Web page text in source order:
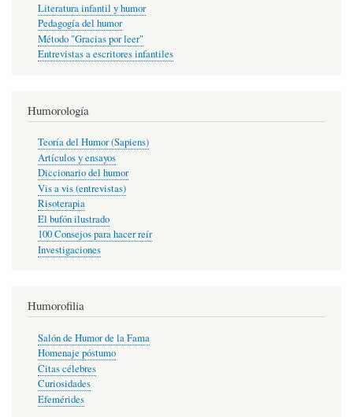
Literatura infantil y humor
Pedagogía del humor
Método "Gracias por leer"
Entrevistas a escritores infantiles
Humorología
Teoría del Humor (Sapiens)
Artículos y ensayos
Diccionario del humor
Vis a vis (entrevistas)
Risoterapia
El bufón ilustrado
100 Consejos para hacer reír
Investigaciones
Humorofilia
Salón de Humor de la Fama
Homenaje póstumo
Citas célebres
Curiosidades
Efemérides